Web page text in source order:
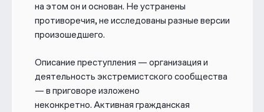
на этом он и основан. Не устранены
противоречия, не исследованы разные версии
произошедшего.
Описание преступления — организация и
деятельность экстремистского сообщества
— в приговоре изложено
неконкретно. Активная гражданская